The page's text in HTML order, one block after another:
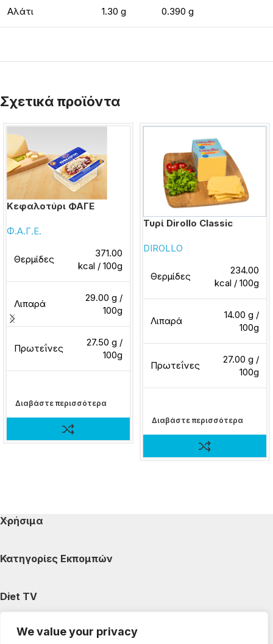
We value your privacy
Αλάτι 1.30 g 0.390 g
Σχετικά προϊόντα
Κεφαλοτύρι ΦΑΓΕ
Φ.Α.Γ.Ε.
Θερμίδες
371.00
kcal / 100g
Λιπαρά
29.00 g /
100g
Πρωτεΐνες
27.50 g /
100g
Διαβάστε περισσότερα
Τυρί Dirollo Classic
DIROLLO
Θερμίδες
234.00
kcal / 100g
Λιπαρά
14.00 g /
100g
Πρωτεΐνες
27.00 g /
100g
Διαβάστε περισσότερα
Χρήσιμα
Κατηγορίες Εκπομπών
Diet TV
Κατηγορίες Άρθρων